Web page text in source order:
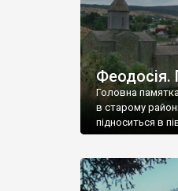
Феодосія.
Головна
в старому
підноситься в